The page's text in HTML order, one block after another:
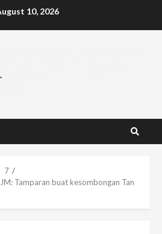
10, 2026
7
Tamparan buat kesombongan Tan